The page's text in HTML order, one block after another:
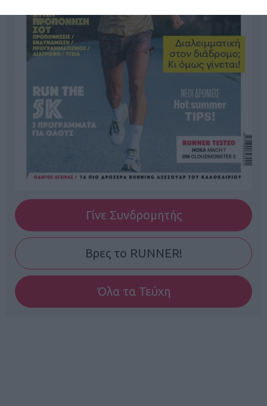
Γίνε Συνδρομητής
Βρες το RUNNER!
Όλα τα Τεύχη